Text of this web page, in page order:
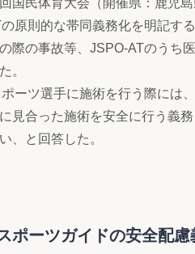
国民体育大会（開催県：鹿児
原則的な帯同義務化を明記する
際の事故等、JSPO-ATのうち
。
ーツ選手に施術を行う際には
見合った施術を安全に行う義
、と回答した。
ポーツガイドの安全配